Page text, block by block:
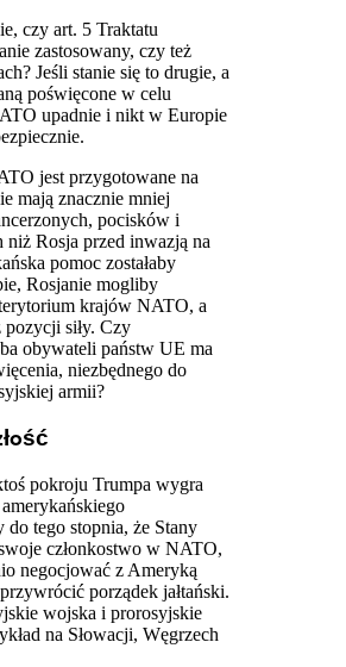
czy art. 5 Traktatu
zastosowany, czy też
Jeśli stanie się to drugie, a
poświęcone w celu
upadnie i nikt w Europie
jest przygotowane na
mają znacznie mniej
pocisków i
Rosja przed inwazją na
pomoc zostałaby
Rosjanie mogliby
krajów NATO, a
pozycji siły. Czy
obywateli państw UE ma
niezbędnego do
armii?
pokroju Trumpa wygra
tego stopnia, że Stany
członkostwo w NATO,
negocjować z Ameryką
porządek jałtański.
wojska i prorosyjskie
na Słowacji, Węgrzech